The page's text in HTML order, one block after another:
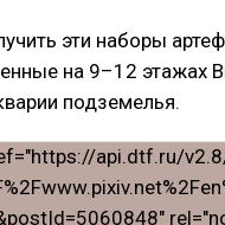
эти наборы
на 9–12 этажах
подземелья.